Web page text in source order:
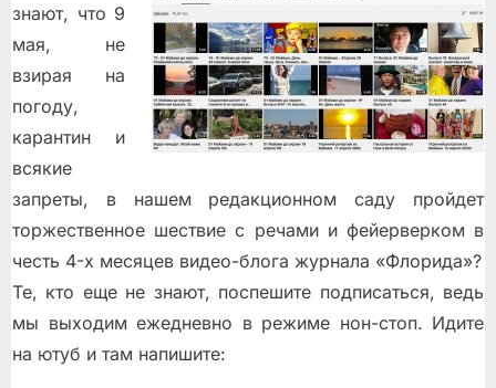
знают, что 9
мая, не
взирая на
погоду,
карантин и
всякие
запреты, в нашем редакционном саду пройдет
торжественное шествие с речами и фейерверком в
честь 4-х месяцев видео-блога журнала «Флорида»?
Те, кто еще не знают, поспешите подписаться, ведь
мы выходим ежедневно в режиме нон-стоп. Идите
на ютуб и там напишите: